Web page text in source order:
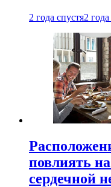
2 года спустя2
повлиять
сердечной